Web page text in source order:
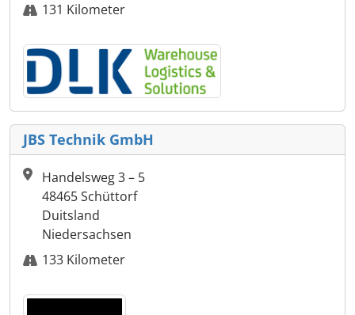
131 Kilometer
JBS Technik GmbH
Handelsweg 3 – 5
48465 Schüttorf
Duitsland
Niedersachsen
133 Kilometer